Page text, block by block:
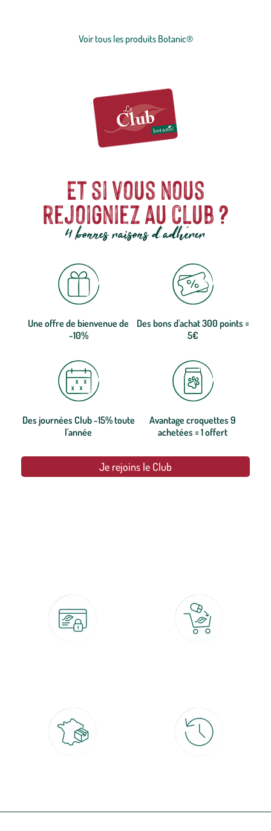
et le prix juste.
Voir tous les produits Botanic®
Et si vous nous
rejoigniez au club ?
4 bonnes raisons d'adhérer
Une offre de bienvenue de
-10%
Des bons d'achat 300 points =
5€
Des journées Club -15% toute
l'année
Avantage croquettes 9
achetées = 1 offert
Je rejoins le Club